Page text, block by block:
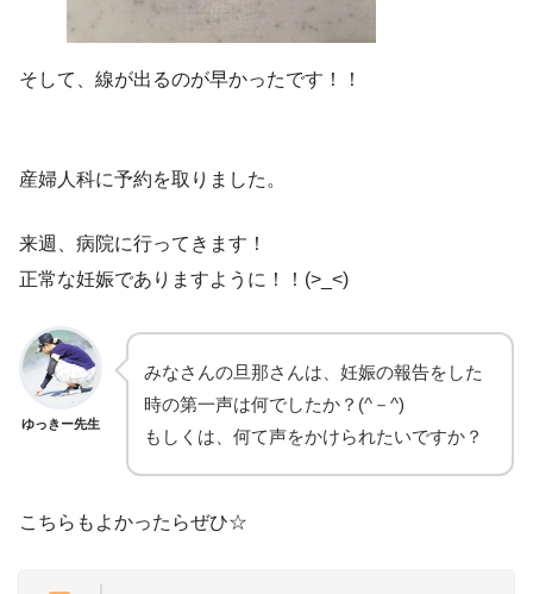
そして、線が出るのが早かったです！！
産婦人科に予約を取りました。
来週、病院に行ってきます！
正常な妊娠でありますように！！(>_<)
ゆっきー先生
みなさんの旦那さんは、妊娠の報告をした
時の第一声は何でしたか？(^－^)
もしくは、何て声をかけられたいですか？
こちらもよかったらぜひ☆